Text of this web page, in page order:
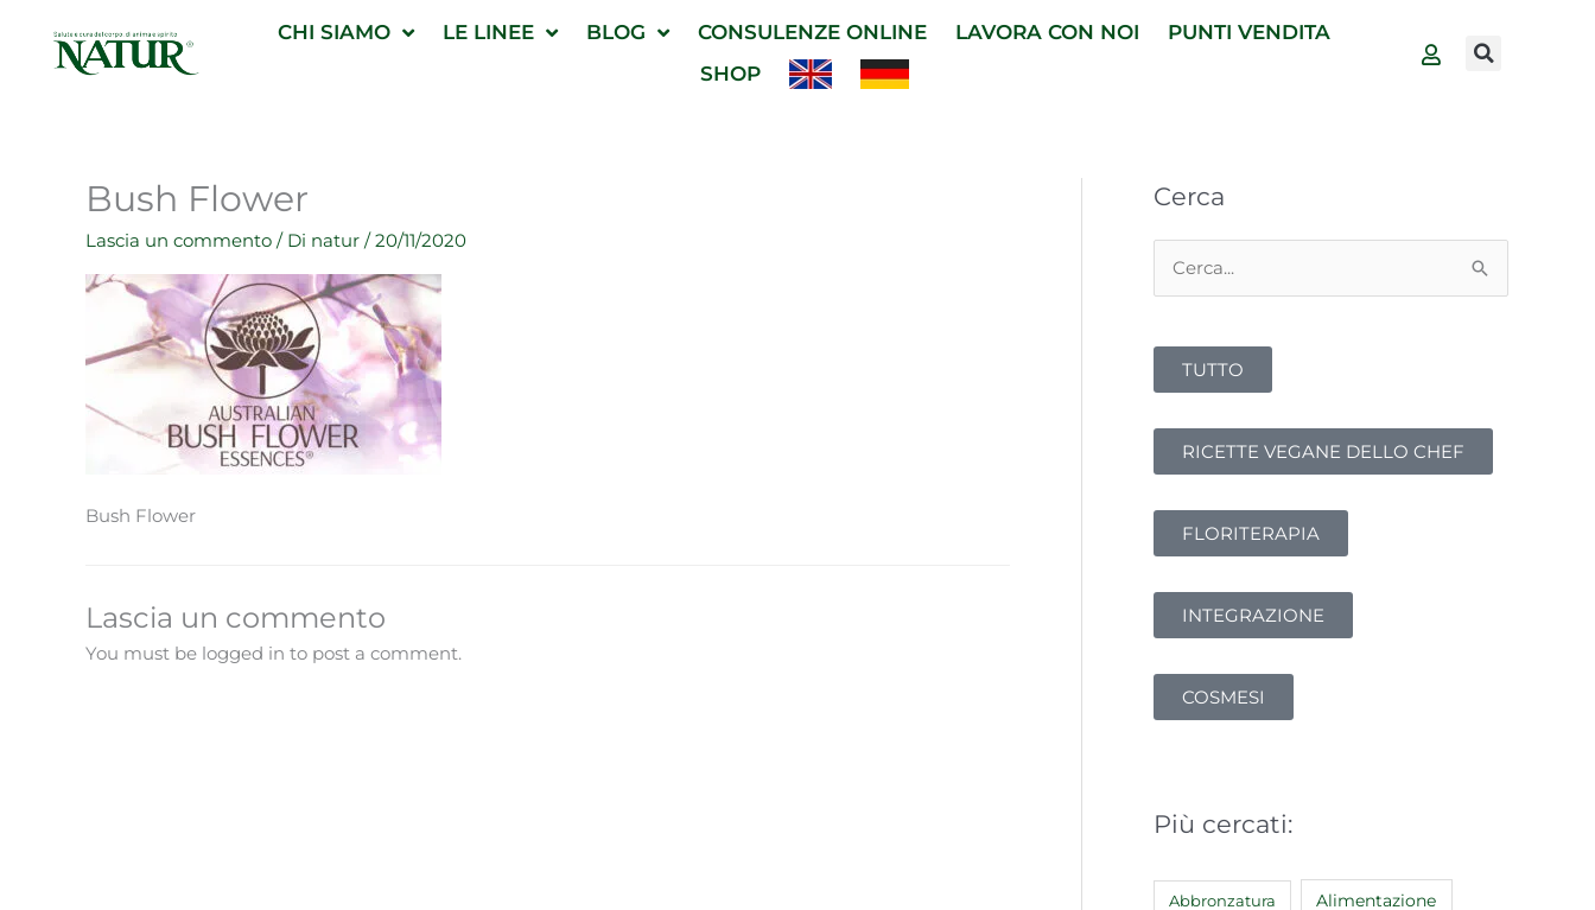
contenuto
CHI SIAMO LE LINEE BLOG CONSULENZE ONLINE LAVORA CON NOI
PUNTI VENDITA
SHOP
Bush Flower
Lascia un commento / Di natur /20/11/2020
Bush Flower
Lascia un commento
You must be logged in to post a comment.
Cerca
r
TUTTO
RICETTE VEGANE DELLO CHEF
FLORITERAPIA
INTEGRAZIONE
COSMESI
Più cercati:
Abbronzatura Alimentazione